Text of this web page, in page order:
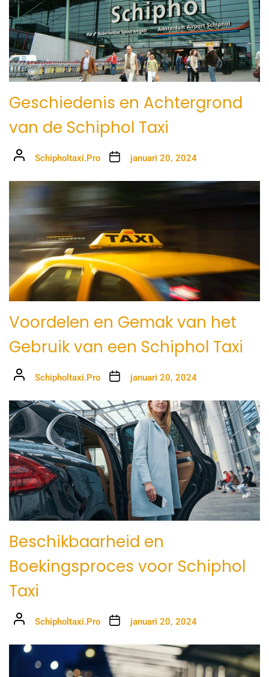
Geschiedenis en Achtergrond
van de Schiphol Taxi
Schipholtaxi.Pro januari 20, 2024
Voordelen en Gemak van het
Gebruik van een Schiphol Taxi
Schipholtaxi.Pro januari 20, 2024
Beschikbaarheid en
Boekingsproces voor Schiphol
Taxi
Schipholtaxi.Pro januari 20, 2024